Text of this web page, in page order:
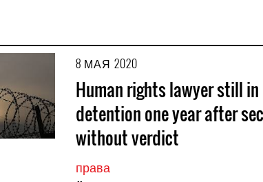
8 МАЯ 2020
Human rights lawyer still in
detention one year after
without verdict
права